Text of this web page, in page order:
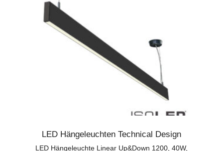
LED Hängeleuchten Technical Design
LED Hängeleuchte Linear Up&Down 1200, 40W,